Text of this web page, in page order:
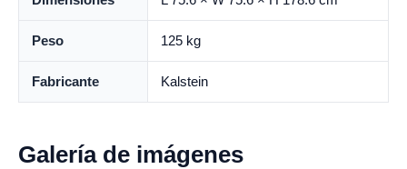
Peso 125 kg
Fabricante Kalstein
Galería de imágenes